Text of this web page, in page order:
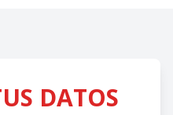
DATOS